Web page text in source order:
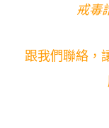
戒毒
跟我們聯絡，